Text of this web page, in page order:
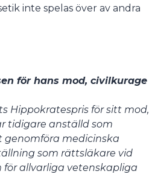
inte spelas över av andra
för hans mod, civilkurage
Hippokratespris för sitt mod,
tidigare anställd som
genomföra medicinska
som rättsläkare vid
för allvarliga vetenskapliga